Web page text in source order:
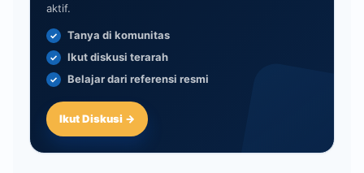
aktif.
Tanya di komunitas
Ikut diskusi terarah
Belajar dari referensi resmi
Ikut Diskusi →